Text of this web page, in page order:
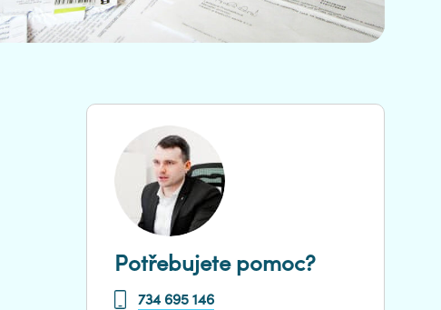
Potřebujete pomoc?
734 695 146